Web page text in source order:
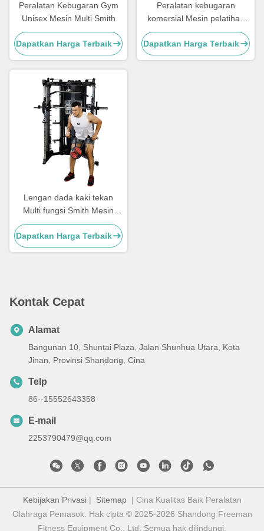
Peralatan Kebugaran Gym
Unisex Mesin Multi Smith
Dapatkan Harga Terbaik
Peralatan kebugaran
komersial Mesin pelatihan
kekuatan Smith Power Rack
Dapatkan Harga Terbaik
Lengan dada kaki tekan
Multi fungsi Smith Mesin
Latihan kekuatan
Dapatkan Harga Terbaik
Kontak Cepat
Alamat
Bangunan 10, Shuntai Plaza, Jalan Shunhua Utara, Kota
Jinan, Provinsi Shandong, Cina
Telp
86--15552643358
E-mail
2253790479@qq.com
Kebijakan Privasi| Sitemap| Cina Kualitas Baik Peralatan
Olahraga Pemasok. Hak cipta © 2025-2026 Shandong Freeman
Fitness Equipment Co., Ltd. Semua hak dilindungi.